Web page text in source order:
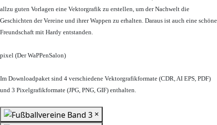
allzu guten Vorlagen eine Vektorgrafik zu erstellen, um der Nachwelt die
Geschichten der Vereine und ihrer Wappen zu erhalten. Daraus ist auch eine schöne
Freundschaft mit Hardy entstanden.
pixel (Der WaPPenSalon)
Im Downloadpaket sind 4 verschiedene Vektorgrafikformate (CDR, AI EPS, PDF)
und 3 Pixelgrafikformate (JPG, PNG, GIF) enthalten.
×